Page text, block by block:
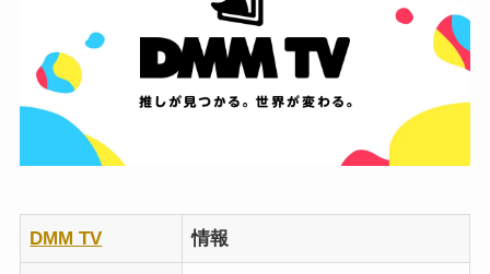
DMM TV 情報